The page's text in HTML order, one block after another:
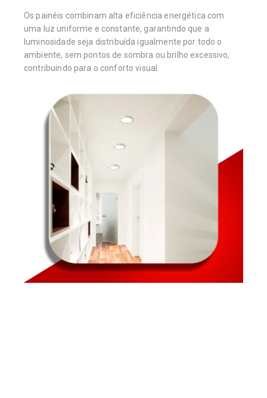
Os painéis combinam alta eficiência energética com
uma luz uniforme e constante, garantindo que a
luminosidade seja distribuída igualmente por todo o
ambiente, sem pontos de sombra ou brilho excessivo,
contribuindo para o conforto visual.